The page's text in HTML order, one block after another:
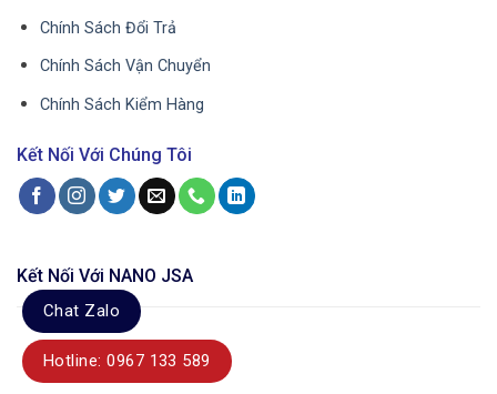
Chính Sách Đổi Trả
Chính Sách Vận Chuyển
Chính Sách Kiểm Hàng
Kết Nối Với Chúng Tôi
Kết Nối Với NANO JSA
Chat Zalo
Hotline: 0967 133 589